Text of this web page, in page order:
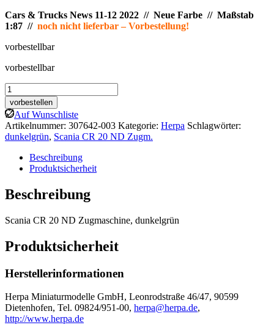
Cars & Trucks News 11-12 2022 // Neue Farbe // Maßstab
1:87 // noch nicht lieferbar – Vorbestellung!
vorbestellbar
vorbestellbar
Herpa:
Scania
CR
20
ND
Zugm.,
dunkelgrün
Menge
vorbestellen
Auf Wunschliste
Artikelnummer: 307642-003 Kategorie: Herpa Schlagwörter:
dunkelgrün, Scania CR 20 ND Zugm.
Beschreibung
Produktsicherheit
Beschreibung
Scania CR 20 ND Zugmaschine, dunkelgrün
Produktsicherheit
Herstellerinformationen
Herpa Miniaturmodelle GmbH, Leonrodstraße 46/47, 90599
Dietenhofen, Tel. 09824/951-00, herpa@herpa.de,
http://www.herpa.de